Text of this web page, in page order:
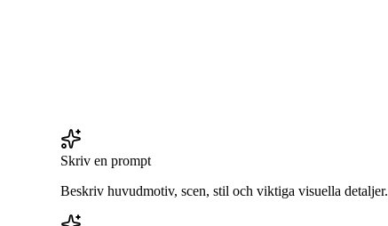
Skriv en prompt
Beskriv huvudmotiv, scen, stil och viktiga visuella detaljer.